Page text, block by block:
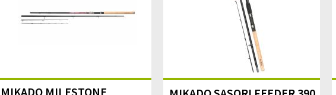
MIKADO MILESTONE